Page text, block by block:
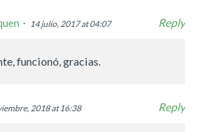
14 julio, 2017 at 04:07 Reply
funcionó, gracias.
2018 at 16:38 Reply